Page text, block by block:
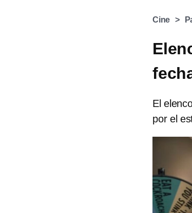
Cine
El
por el